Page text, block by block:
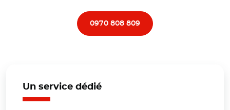
0970 808 809
Un service dédié